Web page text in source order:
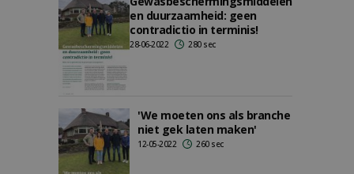
en duurzaamheid: geen
contradictio in terminis!
28-06-2022 280 sec
'We moeten ons als branche
niet gek laten maken'
12-05-2022 260 sec